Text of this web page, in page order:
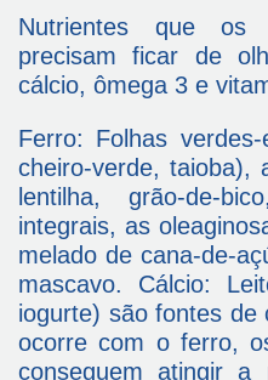
Nutrientes que os
precisam ficar de
cálcio, ômega 3 e
Ferro: Folhas
cheiro-verde, taioba),
lentilha, grão-de-
integrais, as
melado de cana-de-
mascavo. Cálcio:
iogurte) são fontes de
ocorre com o ferro,
conseguem atingir